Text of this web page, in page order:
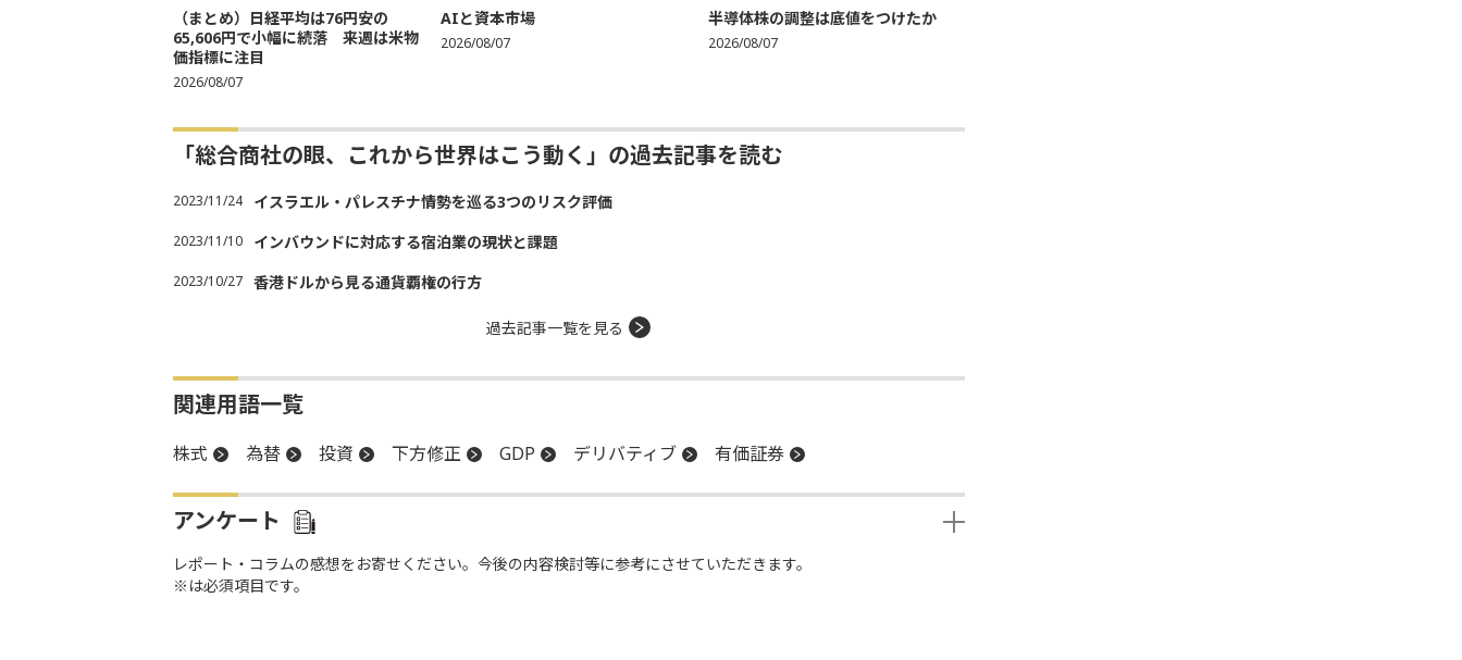
（まとめ）日経平均は76円安の
65,606円で小幅に続落 来週は米物
価指標に注目
2026/08/07
AIと資本市場
2026/08/07
半導体株の調整は底値をつけたか
2026/08/07
「総合商社の眼、これから世界はこう動く」の過去記事を読む
2023/11/24 イスラエル・パレスチナ情勢を巡る3つのリスク評価
2023/11/10 インバウンドに対応する宿泊業の現状と課題
2023/10/27 香港ドルから見る通貨覇権の行方
過去記事一覧を見る
関連用語一覧
株式 為替 投資 下方修正 GDP デリバティブ 有価証券
アンケート
レポート・コラムの感想をお寄せください。今後の内容検討等に参考にさせていただきます。
※は必須項目です。